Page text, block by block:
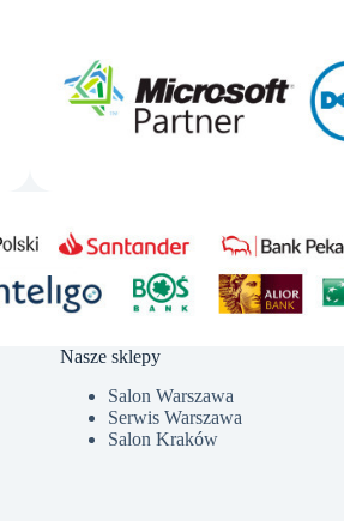
Nasze sklepy
Salon Warszawa
Serwis Warszawa
Salon Kraków